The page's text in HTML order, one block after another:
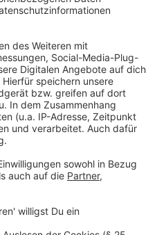
Album in voller Länge
"Better Me"